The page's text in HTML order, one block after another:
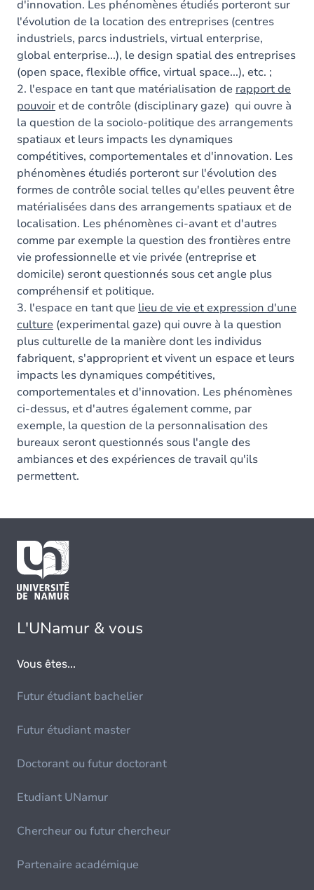
d'innovation. Les phénomènes étudiés porteront sur
l'évolution de la location des entreprises (centres
industriels, parcs industriels, virtual enterprise,
global enterprise...), le design spatial des entreprises
(open space, flexible office, virtual space...), etc. ;
2. l'espace en tant que matérialisation de rapport de
pouvoir et de contrôle (disciplinary gaze) qui ouvre à
la question de la sociolo-politique des arrangements
spatiaux et leurs impacts les dynamiques
compétitives, comportementales et d'innovation. Les
phénomènes étudiés porteront sur l'évolution des
formes de contrôle social telles qu'elles peuvent être
matérialisées dans des arrangements spatiaux et de
localisation. Les phénomènes ci-avant et d'autres
comme par exemple la question des frontières entre
vie professionnelle et vie privée (entreprise et
domicile) seront questionnés sous cet angle plus
compréhensif et politique.
3. l'espace en tant que lieu de vie et expression d'une
culture (experimental gaze) qui ouvre à la question
plus culturelle de la manière dont les individus
fabriquent, s'approprient et vivent un espace et leurs
impacts les dynamiques compétitives,
comportementales et d'innovation. Les phénomènes
ci-dessus, et d'autres également comme, par
exemple, la question de la personnalisation des
bureaux seront questionnés sous l'angle des
ambiances et des expériences de travail qu'ils
permettent.
L'UNamur & vous
Vous êtes...
Futur étudiant bachelier
Futur étudiant master
Doctorant ou futur doctorant
Etudiant UNamur
Chercheur ou futur chercheur
Partenaire académique